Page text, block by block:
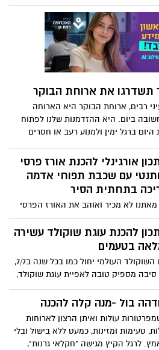
אדמוני, מחברת תוכנית הלימודים
בריא" עבור משרד החינוך, ומורה
תזונתי בבתי הספר. השיעורים מיועדים
לילדים הרגישים לגלוטן והם מקבלים את
המתאימים להם כדי שיוכלו
כמו כל שאר הילדים בשיעור.
זוגית או משפחתית.
תשדרגו את ארוחת הבוקר
רבים, ארוחת הבוקר היא הארוחה
ביום. היא ההזדמנות שלנו לפתוח
היום ברגל ימין ולמנוע רעב או חסרים
עליו, עם זאת ניתן ורצוי לשדרג את
הבוקר.
אורגינלי להכנת אורז פרסי
עם שכבת תפוחי אדמה
בתחתית הסיר
מאתנו לא מכיר ואוהב את האורז הפרסי
הידוע בצבעו הצהוב, עם אותה שכבה
פרוסות תפוחי אדמה קראנצ'ית, שהופכים
הסיר על צלחת הגשה וכולם מתמוגגים
פרסי אותנטי של המותג הקולינארי
שף, סבתא נעימה חנוכי – ממושב
האורגינלי מהמטבח הפרסי להכנת
פרסי אותנטי, וגם בימים קשים אלו נשות
הממוקם בגליל העליון נרתמות
מנות חמות לחיילי צה"ל ולכוחות
להכנת עוגת שוקולד עשירה
בטעמים
יום השוקולד העולמי יחול כמו בכל שנה ב7/7,
סיבה מספיק טובה לאפיית עוגת שוקולד,
והאהובה ביותר על הישראלים.
של רשת קפה ביגה, שרית גז
ברשת ביגה. היא עשירה, מלאת טעמים,
יפה וטעימה במיוחד.
בול -מנה קלה להכנה
עולות ואיתן הרצון לארוחות
טעימות ומזינות, כמעט ללא בישול ובלי
לרגל הקיץ מגישה "חקלאי גרנות",